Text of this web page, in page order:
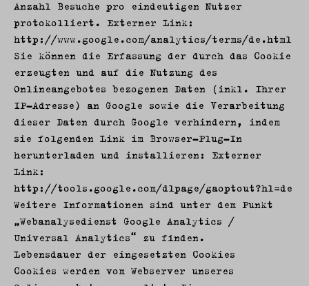
Anzahl Besuche pro eindeutigen Nutzer
protokolliert. Externer Link:
http://www.google.com/analytics/terms/de.html
Sie können die Erfassung der durch das Cookie
erzeugten und auf die Nutzung des
Onlineangebotes bezogenen Daten (inkl. Ihrer
IP-Adresse) an Google sowie die Verarbeitung
dieser Daten durch Google verhindern, indem
sie folgenden Link im Browser-Plug-In
herunterladen und installieren: Externer
Link:
http://tools.google.com/dlpage/gaoptout?hl=de
Weitere Informationen sind unter dem Punkt
„Webanalysedienst Google Analytics /
Universal Analytics“ zu finden.
Lebensdauer der eingesetzten Cookies
Cookies werden vom Webserver unseres